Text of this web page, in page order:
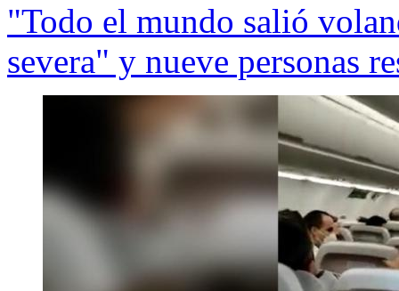
"Todo el mundo salió
severa" y nueve personas